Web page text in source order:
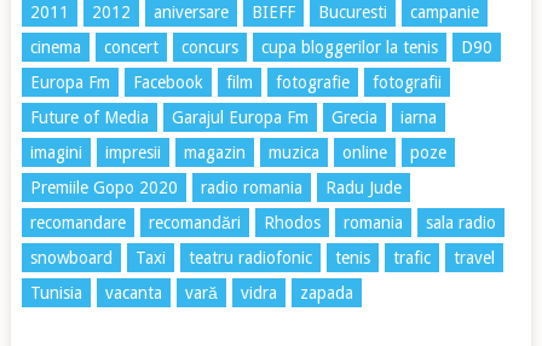
2011 2012 aniversare BIEFF Bucuresti
campanie
cinema
concert concurs cupa bloggerilor la tenis
D90
Europa Fm
Facebook film fotografie
fotografii
Future of Media
Garajul Europa Fm Grecia
iarna
imagini
impresii magazin muzica online
poze
Premiile Gopo 2020
radio romania
Radu Jude
recomandare
recomandări Rhodos romania
sala radio
snowboard
Taxi teatru radiofonic tenis trafic
travel
Tunisia
vacanta vară vidra zapada